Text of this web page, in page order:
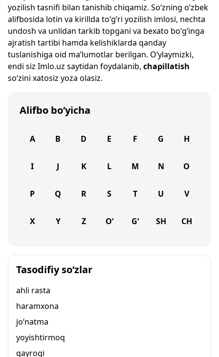
yozilish tasnifi bilan tanishib chiqamiz. So‘zning o‘zbek
alifbosida lotin va kirillda to‘g‘ri yozilish imlosi, nechta
undosh va unlidan tarkib topgani va bexato bo‘g‘inga
ajratish tartibi hamda kelishiklarda qanday
tuslanishiga oid ma’lumotlar berilgan. O‘ylaymizki,
endi siz Imlo.uz saytidan foydalanib, chapillatish
so‘zini xatosiz yoza olasiz.
Alifbo bo‘yicha
A B D E F G H
I J K L M N O
P Q R S T U V
X Y Z O‘ G‘ SH CH
Tasodifiy so‘zlar
ahli rasta
haramxona
jo‘natma
yoyishtirmoq
qayroqi